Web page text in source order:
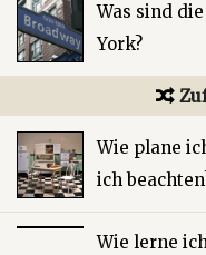
Was sind
York?
Wie plane
ich
Wie lerne